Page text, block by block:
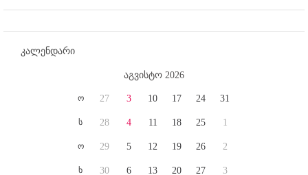
კალენდარი
აგვისტო 2026
ო
ს
ო
ხ
27
28
29
30
3
4
5
6
10
11
12
13
17
18
19
20
24
25
26
27
31
1
2
3